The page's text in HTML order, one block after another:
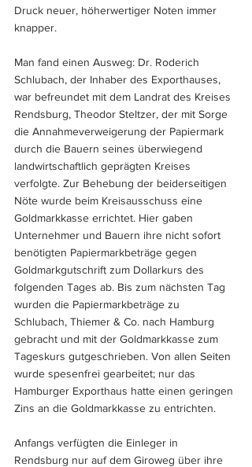
Druck neuer, höherwertiger Noten immer
knapper.
Man fand einen Ausweg: Dr. Roderich
Schlubach, der Inhaber des Exporthauses,
war befreundet mit dem Landrat des Kreises
Rendsburg, Theodor Steltzer, der mit Sorge
die Annahmeverweigerung der Papiermark
durch die Bauern seines überwiegend
landwirtschaftlich geprägten Kreises
verfolgte. Zur Behebung der beiderseitigen
Nöte wurde beim Kreisausschuss eine
Goldmarkkasse errichtet. Hier gaben
Unternehmer und Bauern ihre nicht sofort
benötigten Papiermarkbeträge gegen
Goldmarkgutschrift zum Dollarkurs des
folgenden Tages ab. Bis zum nächsten Tag
wurden die Papiermarkbeträge zu
Schlubach, Thiemer & Co. nach Hamburg
gebracht und mit der Goldmarkkasse zum
Tageskurs gutgeschrieben. Von allen Seiten
wurde spesenfrei gearbeitet; nur das
Hamburger Exporthaus hatte einen geringen
Zins an die Goldmarkkasse zu entrichten.
Anfangs verfügten die Einleger in
Rendsburg nur auf dem Giroweg über ihre